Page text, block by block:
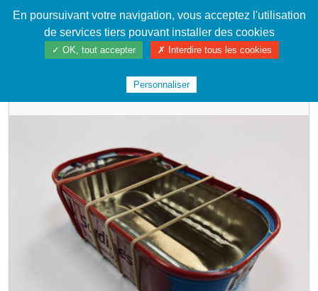
Cahier de textes patrickRICHARD
INSTRUMENTS DE MUSIQUE
#SARDINES2022
En poursuivant votre navigation, vous acceptez l'utilisation
de services tiers pouvant installer des cookies
✓ OK, tout accepter ✗ Interdire tous les cookies
Personnaliser